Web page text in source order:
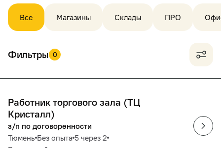
Все Магазины Склады ПРО
Фильтры 0
Работник торгового зала (ТЦ
Кристалл)
з/п по договоренности
Тюмень Без опыта 5 через 2